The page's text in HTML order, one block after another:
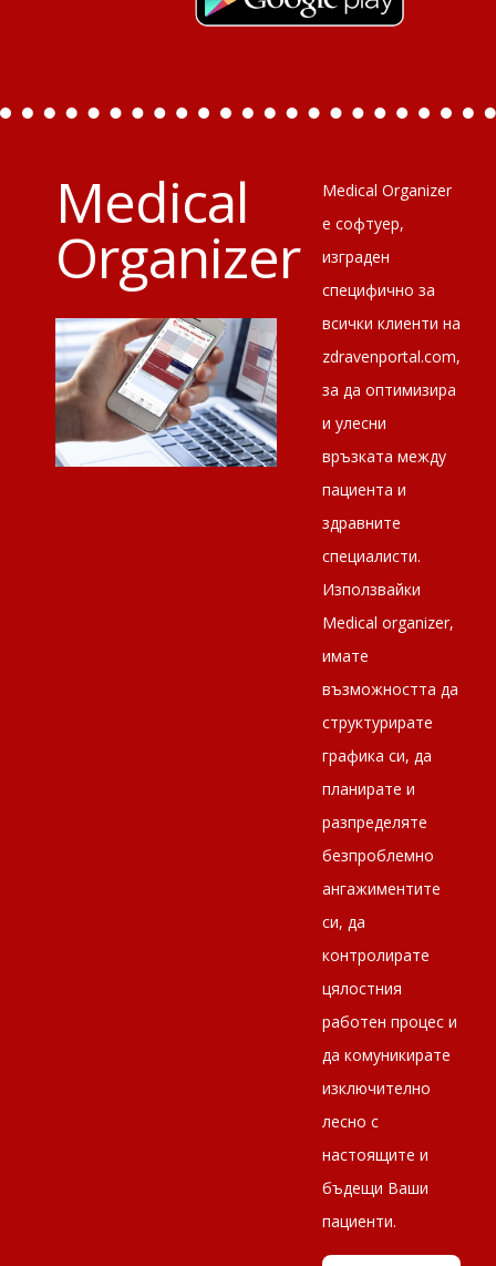
Medical
Organizer
Medical Organizer
е софтуер,
изграден
специфично за
всички клиенти на
zdravenportal.com,
за да оптимизира
и улесни
връзката между
пациента и
здравните
специалисти.
Използвайки
Medical оrganizer,
имате
възможността да
структурирате
графика си, да
планирате и
разпределяте
безпроблемно
ангажиментите
си, да
контролирате
цялостния
работен процес и
да комуникирате
изключително
лесно с
настоящите и
бъдещи Ваши
пациенти.